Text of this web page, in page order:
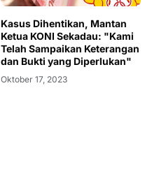
Kasus Dihentikan, Mantan
Ketua KONI Sekadau: "Kami
Telah Sampaikan Keterangan
dan Bukti yang Diperlukan"
Oktober 17, 2023